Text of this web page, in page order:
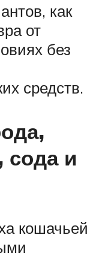
как
от
без
средств.
сода и
кошачьей